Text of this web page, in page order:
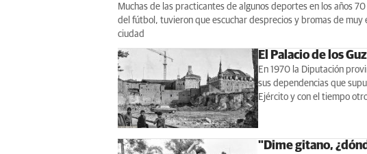
Muchas de las practicantes de algunos deportes en los años
del fútbol, tuvieron que escuchar desprecios y bromas de
ciudad
El Palacio de los
En 1970 la Diputación
sus dependencias que
Ejército y con el tiempo
"Dime gitano,